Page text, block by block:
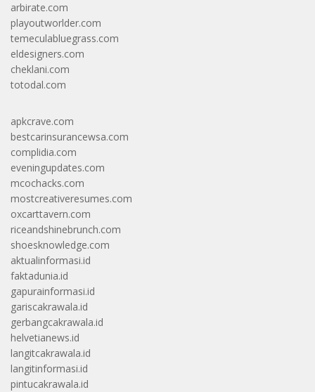
arbirate.com
playoutworlder.com
temeculabluegrass.com
eldesigners.com
cheklani.com
totodal.com
apkcrave.com
bestcarinsurancewsa.com
complidia.com
eveningupdates.com
mcochacks.com
mostcreativeresumes.com
oxcarttavern.com
riceandshinebrunch.com
shoesknowledge.com
aktualinformasi.id
faktadunia.id
gapurainformasi.id
gariscakrawala.id
gerbangcakrawala.id
helvetianews.id
langitcakrawala.id
langitinformasi.id
pintucakrawala.id